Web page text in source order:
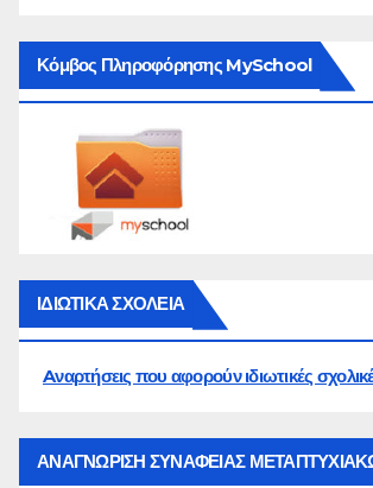
Κόμβος Πληροφόρησης MySchool
ΙΔΙΩΤΙΚΑ ΣΧΟΛΕΙΑ
Aναρτήσεις που αφορούν ιδιωτικές
ΑΝΑΓΝΩΡΙΣΗ ΣΥΝΑΦΕΙΑΣ